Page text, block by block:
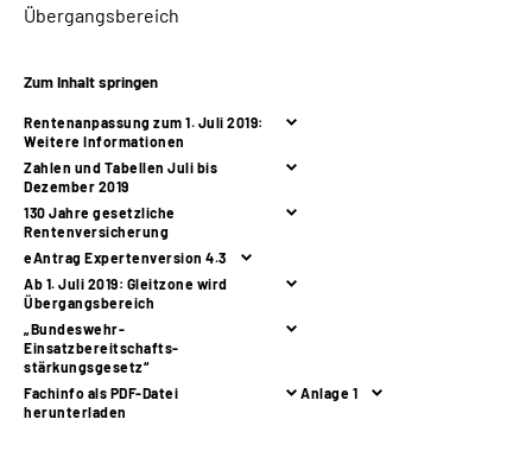
Experten
Über uns & Presse
Online-Services
Suche
Language
Inhalte in Gebärdensprache (DGS)
Leichte Sprache
Übergangsbereich
Zum Inhalt springen
Rentenanpassung zum 1. Juli 2019:
Weitere Informationen
Zahlen und Tabellen Juli bis
Dezember 2019
130 Jahre gesetzliche
Rentenversicherung
eAntrag Expertenversion 4.3
Ab 1. Juli 2019: Gleitzone wird
Übergangsbereich
„Bundeswehr-
Einsatzbereitschafts-
stärkungsgesetz“
Fachinfo als PDF-Datei
herunterladen
Anlage 1